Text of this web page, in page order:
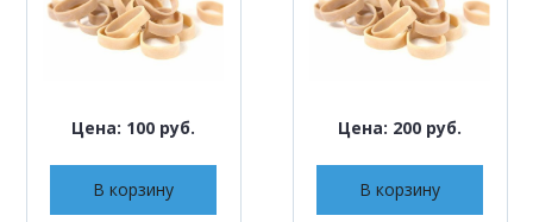
Цена: 100 руб.
В корзину
Цена: 200 руб.
В корзину